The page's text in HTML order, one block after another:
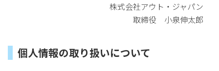
株式会社アウト・ジャパン
取締役 小泉伸太郎
個人情報の取り扱いについて